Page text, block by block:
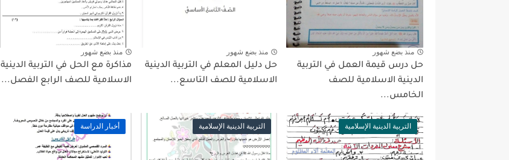
منذ بضع شهور
حل درس قيمة العمل في التربية
الدينية الاسلامية للصف
الخامس...
منذ بضع شهور
حل دليل المعلم في التربية الدينية
الاسلامية للصف التاسع...
منذ بضع شهور
مذاكرة مع الحل في التربية الدينية
الاسلامية للصف الرابع الفصل...
التربية الدينية الإسلامية التربية الدينية الإسلامية أخبار الدراسة